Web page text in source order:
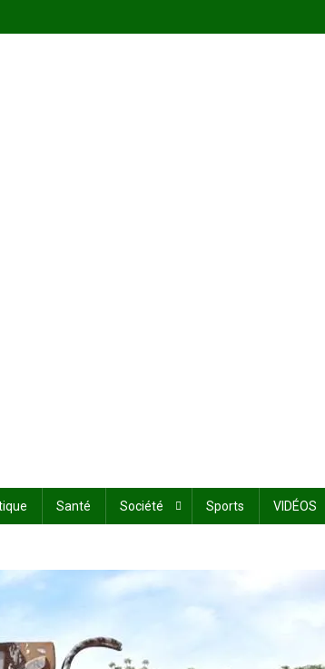
Santé Société Sports VIDÉOS